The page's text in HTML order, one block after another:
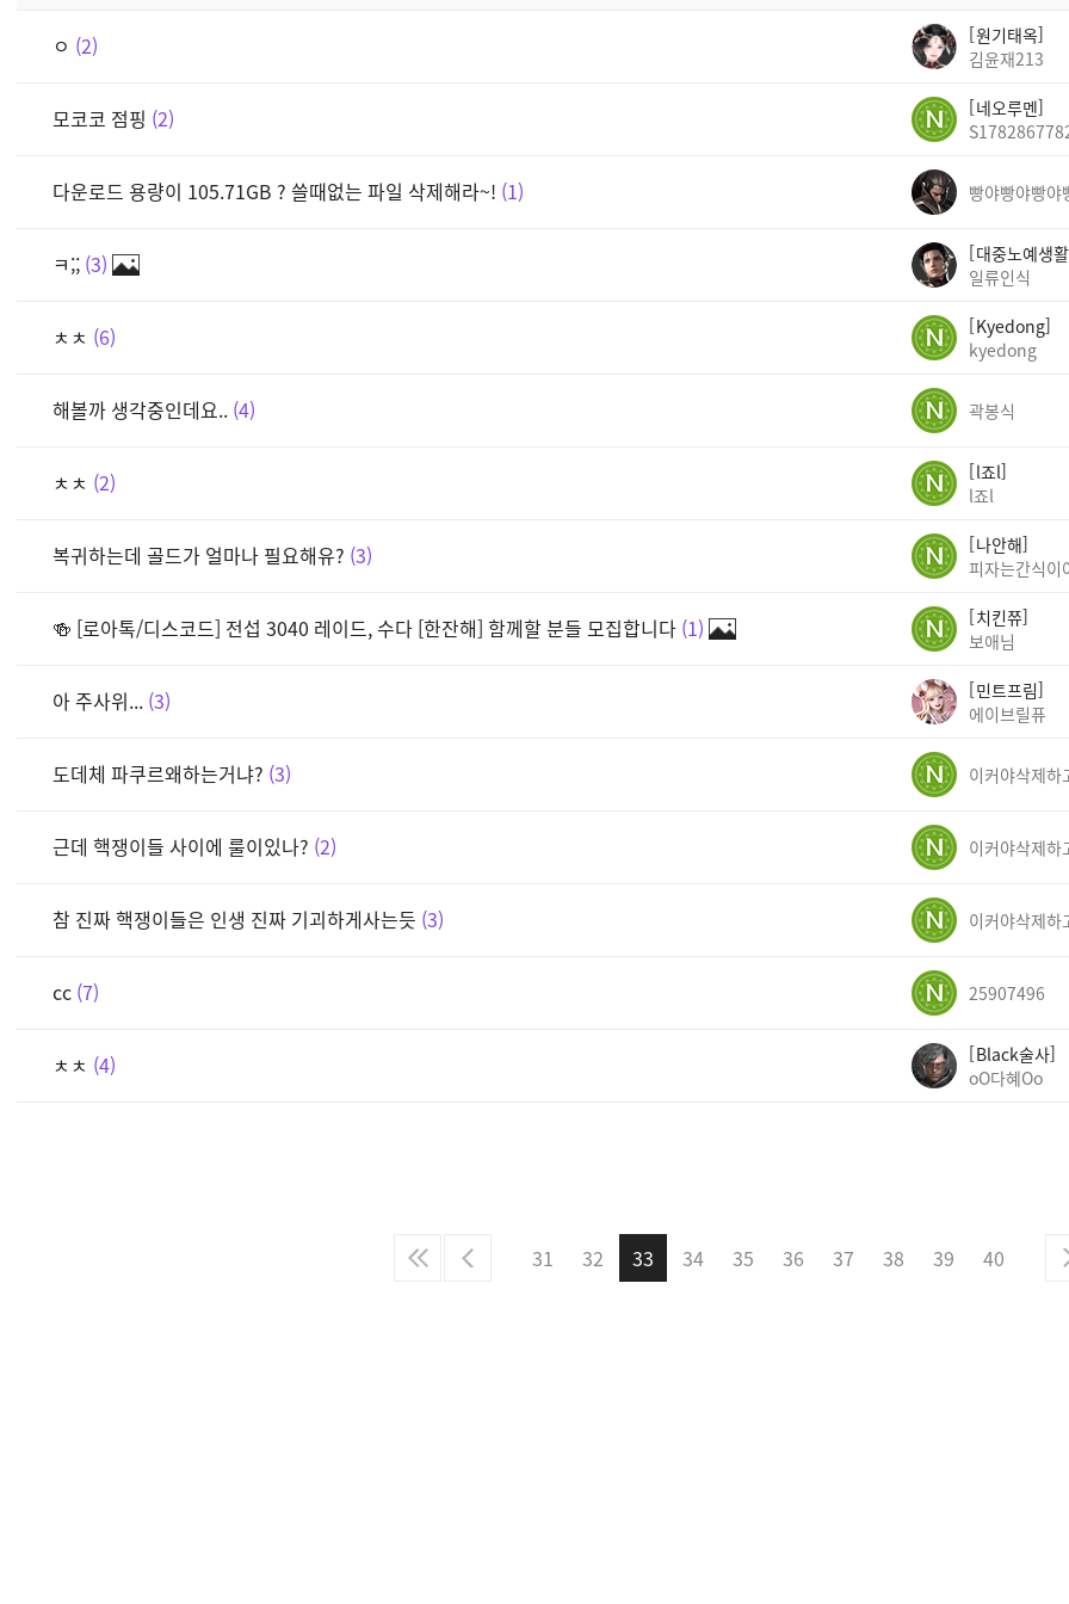
ㅇ 2
원기태옥
김윤재213
모코코 점핑 2
네오루멘
다운로드 용량이 105.71GB ? 쓸때없는 파일 삭제해라~! 1 빵야빵야빵야
ㅋ;; 3
대중노예생활
일류인식
ㅊㅊ 6
Kyedong
kyedong
해볼까 생각중인데요.. 4 곽봉식
ㅊㅊ 2
l죠l
l죠l
복귀하는데 골드가 얼마나 필요해유? 3
나안해
피자는간식이
🍻 [로아톡/디스코드] 전섭 3040 레이드, 수다 [한잔해] 함께할 분들 모집합니다 1
치킨쮸
보애님
아 주사위... 3
민트프림
에이브릴퓨
도데체 파쿠르왜하는거냐? 3
근데 핵쟁이들 사이에 룰이있나? 2
참 진짜 핵쟁이들은 인생 진짜 기괴하게사는듯 3
cc 7 25907496
ㅊㅊ 4
Black술사
oO다혜Oo
31 32 33 34 35 36 37 38 39 40